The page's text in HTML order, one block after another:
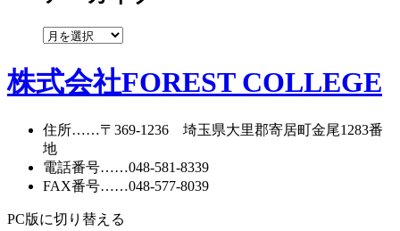
ー
ア
カ
イ
株式会社FOREST COLLEGE
住所……〒369-1236 埼玉県大里郡寄居町金尾1283番
地
電話番号……048-581-8339
FAX番号……048-577-8039
PC版に切り替える